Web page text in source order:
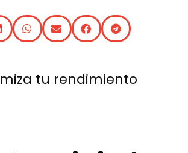
tu rendimiento